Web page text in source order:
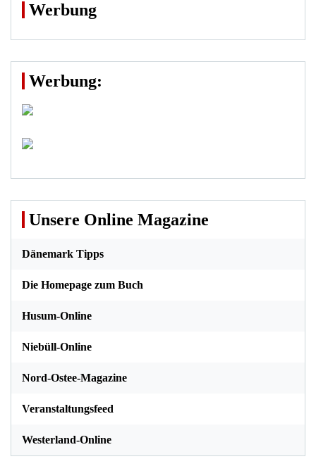
Werbung
Werbung:
Unsere Online Magazine
Dänemark Tipps
Die Homepage zum Buch
Husum-Online
Niebüll-Online
Nord-Ostee-Magazine
Veranstaltungsfeed
Westerland-Online